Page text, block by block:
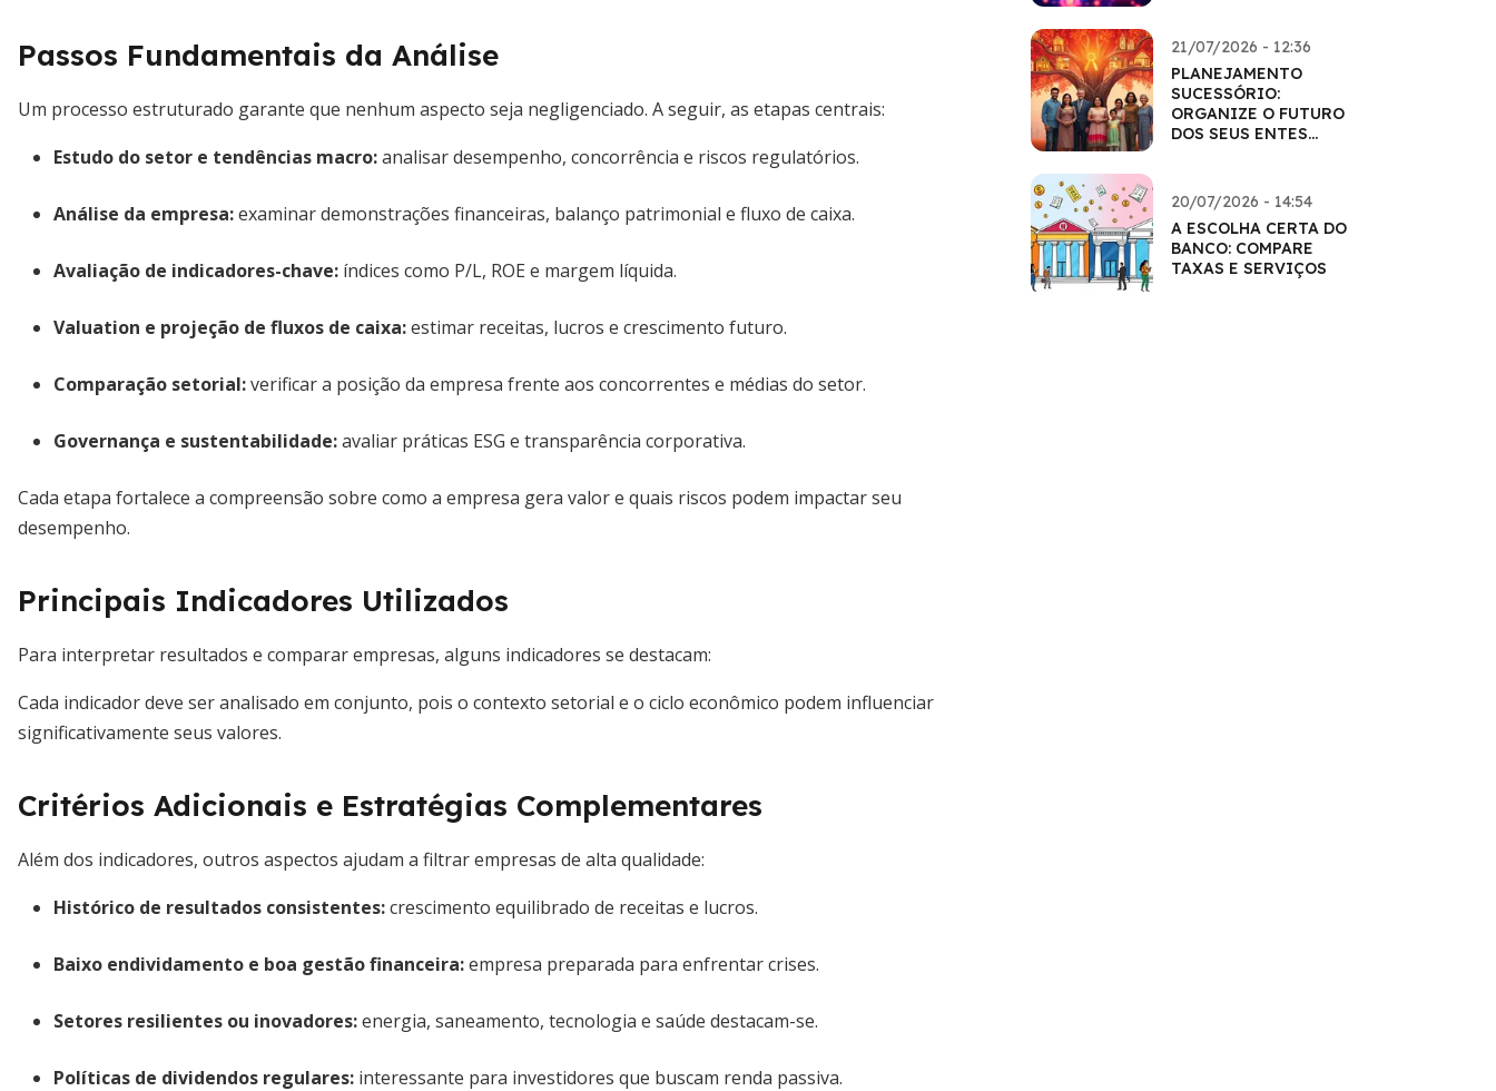
Passos Fundamentais da Análise
Um processo estruturado garante que nenhum aspecto seja negligenciado. A seguir, as etapas centrais:
Estudo do setor e tendências macro:analisar desempenho, concorrência e riscos regulatórios.
Análise da empresa:examinar demonstrações financeiras, balanço patrimonial e fluxo de caixa.
Avaliação de indicadores-chave: índices como P/L, ROE e margem líquida.
Valuation e projeção de fluxos de caixa:estimar receitas, lucros e crescimento futuro.
Comparação setorial:verificar a posição da empresa frente aos concorrentes e médias do setor.
Governança e sustentabilidade:avaliar práticas ESG e transparência corporativa.
Cada etapa fortalece a compreensão sobre como a empresa gera valor e quais riscos podem impactar seu
desempenho.
Principais Indicadores Utilizados
Para interpretar resultados e comparar empresas, alguns indicadores se destacam:
Cada indicador deve ser analisado em conjunto, pois o contexto setorial e o ciclo econômico podem influenciar
significativamente seus valores.
Critérios Adicionais e Estratégias Complementares
Além dos indicadores, outros aspectos ajudam a filtrar empresas de alta qualidade:
Histórico de resultados consistentes:crescimento equilibrado de receitas e lucros.
Baixo endividamento e boa gestão financeira:empresa preparada para enfrentar crises.
Setores resilientes ou inovadores:energia, saneamento, tecnologia e saúde destacam-se.
Políticas de dividendos regulares: interessante para investidores que buscam renda passiva.
21/07/2026 - 12:36
PLANEJAMENTO
SUCESSÓRIO:
ORGANIZE O FUTURO
DOS SEUS ENTES
20/07/2026 - 14:54
A ESCOLHA CERTA DO
BANCO: COMPARE
TAXAS E SERVIÇOS